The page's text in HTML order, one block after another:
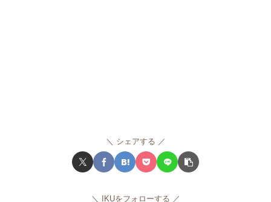
シェアする
IKUをフォローする